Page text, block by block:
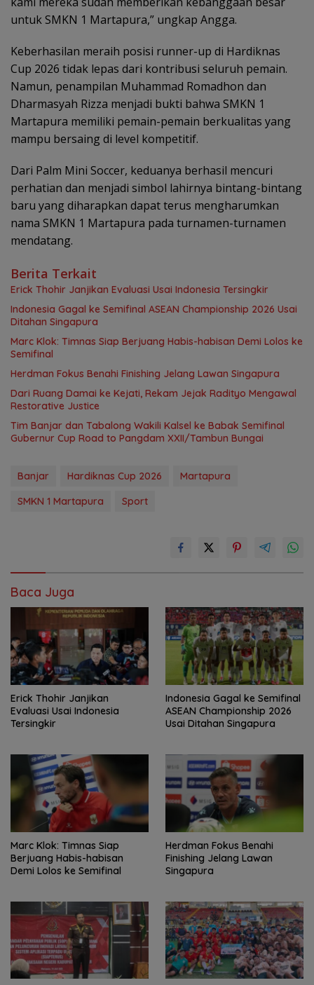
untuk SMKN 1 Martapura,” ungkap Angga.
Keberhasilan meraih posisi runner-up di Hardiknas
Cup 2026 tidak lepas dari kontribusi seluruh pemain.
Namun, penampilan Muhammad Romadhon dan
Dharmasyah Rizza menjadi bukti bahwa SMKN 1
Martapura memiliki pemain-pemain berkualitas yang
mampu bersaing di level kompetitif.
Dari Palm Mini Soccer, keduanya berhasil mencuri
perhatian dan menjadi simbol lahirnya bintang-bintang
baru yang diharapkan dapat terus mengharumkan
nama SMKN 1 Martapura pada turnamen-turnamen
mendatang.
Berita Terkait
Erick Thohir Janjikan Evaluasi Usai Indonesia Tersingkir
Indonesia Gagal ke Semifinal ASEAN Championship 2026 Usai
Ditahan Singapura
Marc Klok: Timnas Siap Berjuang Habis-habisan Demi Lolos ke
Semifinal
Herdman Fokus Benahi Finishing Jelang Lawan Singapura
Dari Ruang Damai ke Kejati, Rekam Jejak Radityo Mengawal
Restorative Justice
Tim Banjar dan Tabalong Wakili Kalsel ke Babak Semifinal
Gubernur Cup Road to Pangdam XXII/Tambun Bungai
Banjar Hardiknas Cup 2026
Martapura
SMKN 1 Martapura
Sport
Baca Juga
Erick Thohir Janjikan
Evaluasi Usai Indonesia
Tersingkir
Indonesia Gagal ke Semifinal
ASEAN Championship 2026
Usai Ditahan Singapura
Marc Klok: Timnas Siap
Berjuang Habis-habisan
Demi Lolos ke Semifinal
Herdman Fokus Benahi
Finishing Jelang Lawan
Singapura